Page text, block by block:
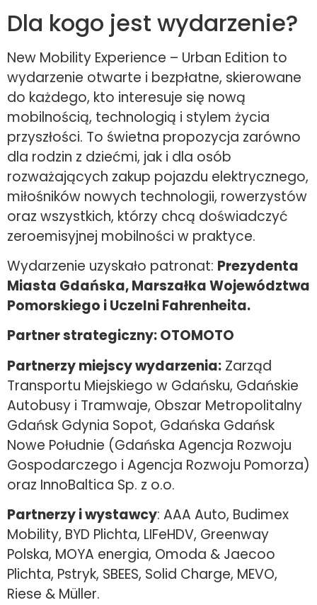
Dla kogo jest wydarzenie?
New Mobility Experience – Urban Edition to
wydarzenie otwarte i bezpłatne, skierowane
do każdego, kto interesuje się nową
mobilnością, technologią i stylem życia
przyszłości. To świetna propozycja zarówno
dla rodzin z dziećmi, jak i dla osób
rozważających zakup pojazdu elektrycznego,
miłośników nowych technologii, rowerzystów
oraz wszystkich, którzy chcą doświadczyć
zeroemisyjnej mobilności w praktyce.
Wydarzenie uzyskało patronat: Prezydenta
Miasta Gdańska, Marszałka Województwa
Pomorskiego i Uczelni Fahrenheita.
Partner strategiczny: OTOMOTO
Partnerzy miejscy wydarzenia: Zarząd
Transportu Miejskiego w Gdańsku, Gdańskie
Autobusy i Tramwaje, Obszar Metropolitalny
Gdańsk Gdynia Sopot, Gdańska Gdańsk
Nowe Południe (Gdańska Agencja Rozwoju
Gospodarczego i Agencja Rozwoju Pomorza)
oraz InnoBaltica Sp. z o.o.
Partnerzy i wystawcy: AAA Auto, Budimex
Mobility, BYD Plichta, LIFeHDV, Greenway
Polska, MOYA energia, Omoda & Jaecoo
Plichta, Pstryk, SBEES, Solid Charge, MEVO,
Riese & Müller.